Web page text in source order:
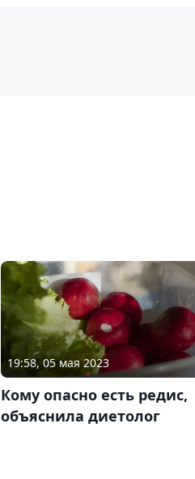
19:58, 05 мая 2023
Кому опасно есть редис,
объяснила диетолог